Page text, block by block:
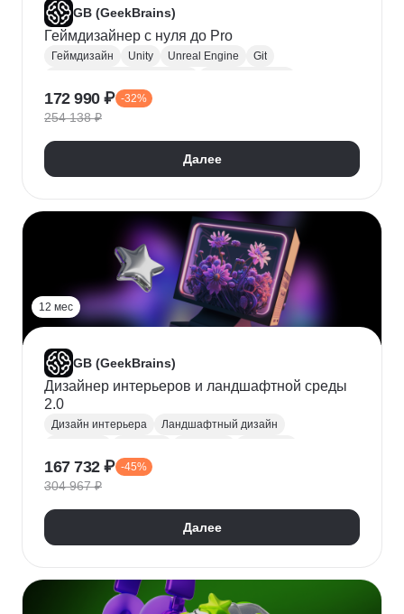
GB (GeekBrains)
Геймдизайнер с нуля до Pro
Геймдизайн Unity Unreal Engine
Git
Разработка ТЗ
Visual Studio
GameMaker
172 990 ₽ -32%
254 138 ₽
Далее
12 мес
GB (GeekBrains)
Дизайнер интерьеров и ландшафтной среды
2.0
Дизайн интерьера
Ландшафтный дизайн
Revit
Декорирование интерьера
Создание чертежей
167 732 ₽ -45%
304 967 ₽
Далее